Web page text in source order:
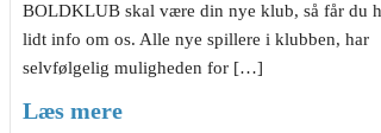
BOLDKLUB skal være din nye klub, så får du
lidt info om os. Alle nye spillere i klubben, har
selvfølgelig muligheden for […]
Læs mere